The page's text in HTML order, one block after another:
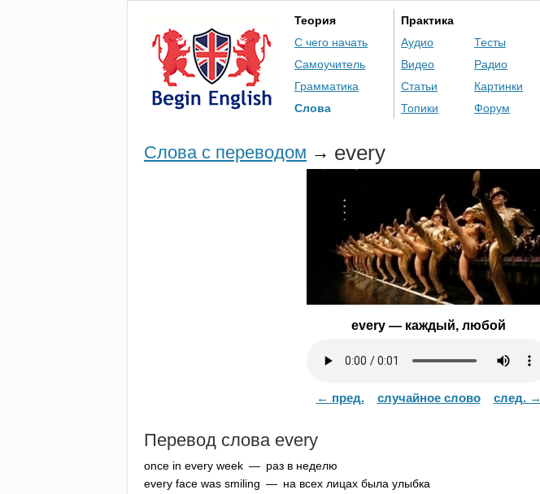
Теория
С чего начать
Самоучитель
Грамматика
Слова
Практика
Аудио
Видео
Статьи
Топики
Тесты
Радио
Картинки
Форум
Слова с переводом → every
every — каждый, любой
← пред. случайное слово след. →
Перевод слова every
once in every week — раз в неделю
every face was smiling — на всех лицах была улыбка